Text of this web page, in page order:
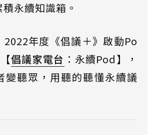
永續知識箱。
2022年度《倡議＋》啟動Po
倡議家電台 ：永續Pod】，
變聽眾，用聽的聽懂永續議